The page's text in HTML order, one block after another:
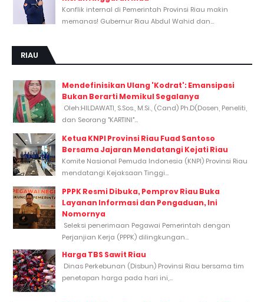
Konflik internal di Pemerintah Provinsi Riau makin
memanas! Gubernur Riau Abdul Wahid dan...
RIAU
Mendefinisikan Ulang 'Kodrat': Emansipasi
Bukan Berarti Memikul Segalanya
Oleh:HILDAWATI, S.Sos., M.Si., (Cand) Ph.D(Dosen, Peneliti,
dan Seorang "KARTINI"...
Ketua KNPI Provinsi Riau Fuad Santoso
Bersama Jajaran Mendatangi Kejati Riau
Komite Nasional Pemuda Indonesia (KNPI) Provinsi Riau
mendatangi Kejaksaan Tinggi...
PPPK Resmi Dibuka, Pemprov Riau Buka
Layanan Informasi dan Pengaduan, Ini
Nomornya
Seleksi penerimaan Pegawai Pemerintah dengan
Perjanjian Kerja (PPPK) dilingkungan...
Harga TBS Sawit Riau
Dinas Perkebunan (Disbun) Provinsi Riau bersama tim
penetapan harga pada hari ini,...